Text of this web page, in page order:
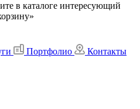
в каталоге интересующий
Портфолио Контакты